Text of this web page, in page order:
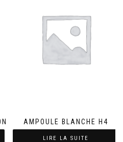
AMPOULE BLANCHE H4
LIRE LA SUITE